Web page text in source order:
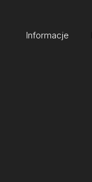
Informacje